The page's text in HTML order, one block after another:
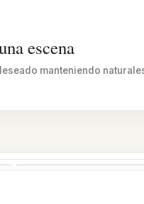
escena
manteniendo